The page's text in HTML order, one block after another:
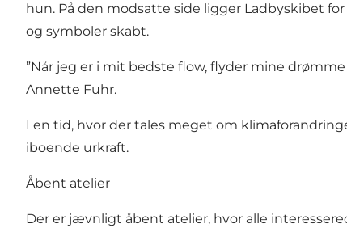
hun. På den modsatte side ligger Ladbyskibet
og symboler skabt.
”Når jeg er i mit bedste flow, flyder mine
Annette Fuhr.
I en tid, hvor der tales meget om
iboende urkraft.
Åbent atelier
Der er jævnligt åbent atelier, hvor alle